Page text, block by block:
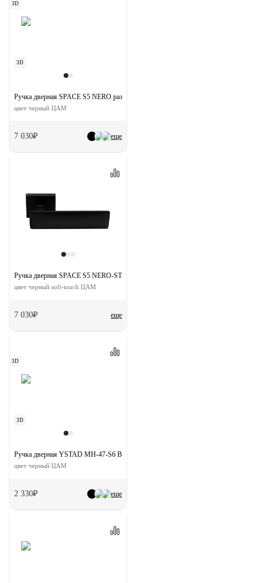
3D
3D
еще
Ручка дверная SPACE S5 NERO раздельная на квадратной розетке
цвет черный ЦАМ
7 030₽
еще
Ручка дверная SPACE S5 NERO-ST на квадратной розетке
цвет черный soft-touch ЦАМ
7 030₽
3D
3D
еще
Ручка дверная YSTAD MH-47-S6 BL раздельная на квадратной розетке
цвет черный ЦАМ
2 330₽